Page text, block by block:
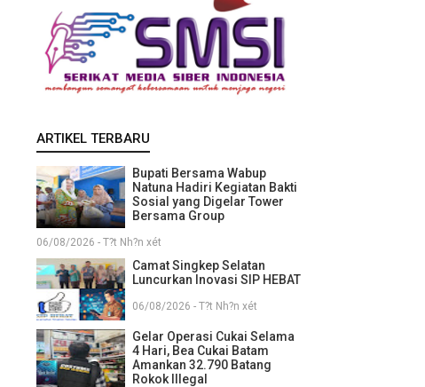
ARTIKEL TERBARU
Bupati Bersama Wabup
Natuna Hadiri Kegiatan Bakti
Sosial yang Digelar Tower
Bersama Group
06/08/2026 - T?t Nh?n xét
Camat Singkep Selatan
Luncurkan Inovasi SIP HEBAT
06/08/2026 - T?t Nh?n xét
Gelar Operasi Cukai Selama
4 Hari, Bea Cukai Batam
Amankan 32.790 Batang
Rokok Illegal